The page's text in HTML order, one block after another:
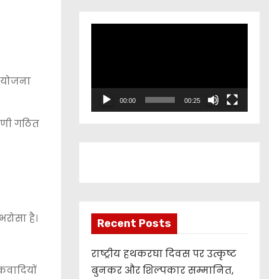
गठित
है।
P
00:00 00:25
Recent Posts
राष्ट्रीय हथकरघा दिवस पर उत्कृष्ट
बुनकर और शिल्पकार सम्मानित,